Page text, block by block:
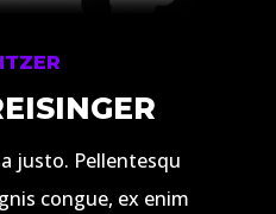
justo. Pellentesqu
congue, ex enim